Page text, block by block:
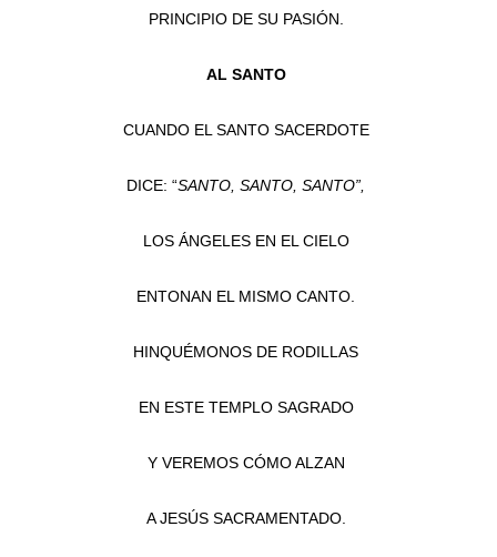
PRINCIPIO DE SU PASIÓN.
AL SANTO
CUANDO EL SANTO SACERDOTE
DICE: “SANTO, SANTO, SANTO”,
LOS ÁNGELES EN EL CIELO
ENTONAN EL MISMO CANTO.
HINQUÉMONOS DE RODILLAS
EN ESTE TEMPLO SAGRADO
Y VEREMOS CÓMO ALZAN
A JESÚS SACRAMENTADO.